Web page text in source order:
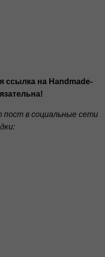
ссылка на Handmade-
в социальные сети